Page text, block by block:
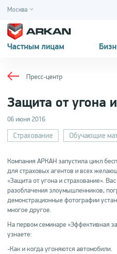
Москва
Частным лицам
Пресс-центр
Защита от угона
06 июня 2016
Страхование Обучающие
Компания АРКАН запустила цикл
для страховых агентов и всех
«Защита от угона и страхование».
разоблачения злоумышленников,
демонстрационные фотографии
многое другое.
На первом семинаре «Эффективная
узнаете:
-Как и когда угоняются автомобили.